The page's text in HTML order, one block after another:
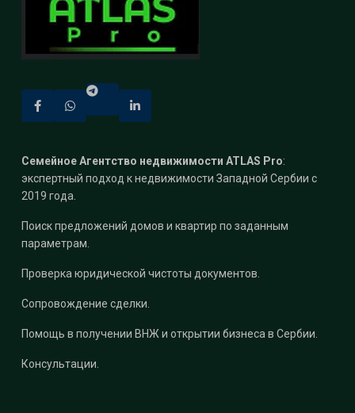
Семейное Агентство недвижимости ATLAS Pro:
экспертный подход к недвижимости Западной Сербии с
2019 года.
Поиск предложений домов и квартир по заданным
параметрам.
Проверка юридической чистоты документов.
Сопровождение сделки.
Помощь в получении ВНЖ и открытии бизнеса в Сербии.
Консультации.